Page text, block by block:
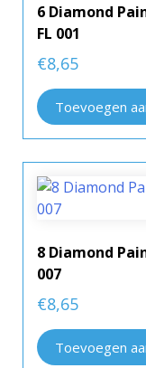
6 Diamond
FL 001
€8,65
Toevoegen
8 Diamond
007
€8,65
Toevoegen